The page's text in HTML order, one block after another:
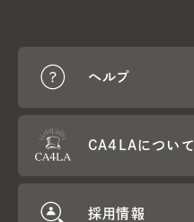
ヘルプ
CA4LAについて
採用情報